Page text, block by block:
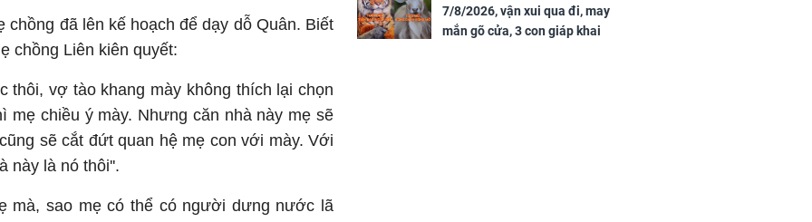
chồng đã lên kế hoạch để dạy dỗ Quân. Biết
chồng Liên kiên quyết:
thôi, vợ tào khang mày không thích lại chọn
mẹ chiều ý mày. Nhưng căn nhà này mẹ sẽ
sẽ cắt đứt quan hệ mẹ con với mày. Với
này là nó thôi''.
mà, sao mẹ có thể có người dưng nước lã
7/8/2026, vận xui qua đi, may
mắn gõ cửa, 3 con giáp khai